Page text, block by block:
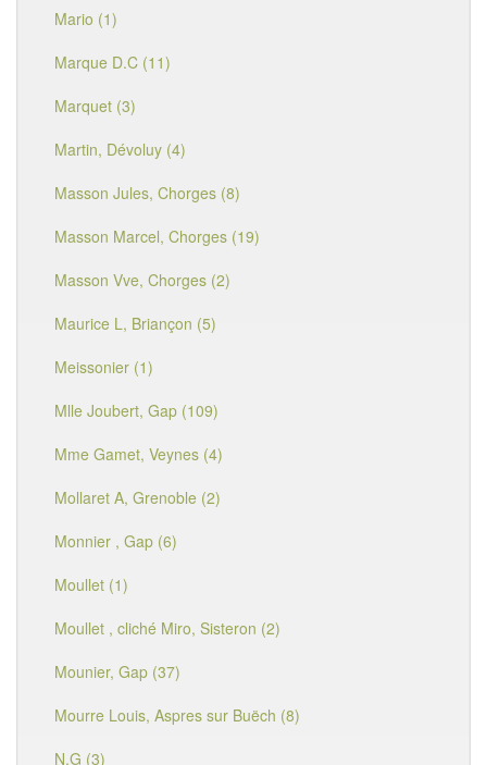
Mario (1)
Marque D.C (11)
Marquet (3)
Martin, Dévoluy (4)
Masson Jules, Chorges (8)
Masson Marcel, Chorges (19)
Masson Vve, Chorges (2)
Maurice L, Briançon (5)
Meissonier (1)
Mlle Joubert, Gap (109)
Mme Gamet, Veynes (4)
Mollaret A, Grenoble (2)
Monnier , Gap (6)
Moullet (1)
Moullet , cliché Miro, Sisteron (2)
Mounier, Gap (37)
Mourre Louis, Aspres sur Buëch (8)
N.G (3)